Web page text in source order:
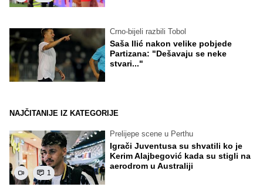
Crno-bijeli razbili Tobol
Saša Ilić nakon velike pobjede
Partizana: "Dešavaju se neke
stvari..."
NAJČITANIJE IZ KATEGORIJE
1
Prelijepe scene u Perthu
Igrači Juventusa su shvatili ko je
Kerim Alajbegović kada su stigli na
aerodrom u Australiji